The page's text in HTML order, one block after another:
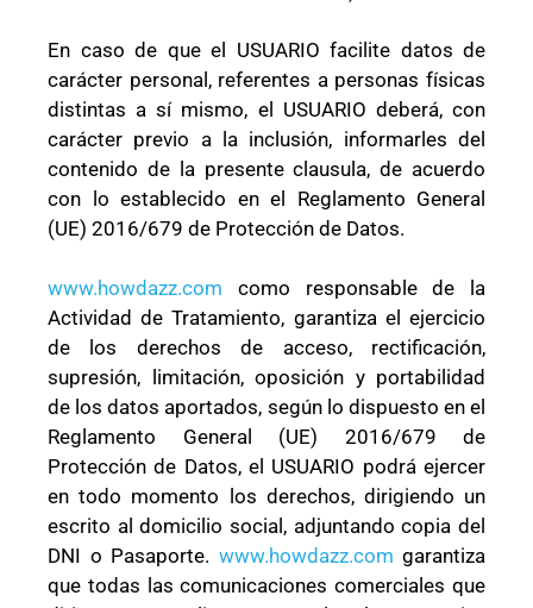
En caso de que el USUARIO facilite datos de
carácter personal, referentes a personas físicas
distintas a sí mismo, el USUARIO deberá, con
carácter previo a la inclusión, informarles del
contenido de la presente clausula, de acuerdo
con lo establecido en el Reglamento General
(UE) 2016/679 de Protección de Datos.
www.howdazz.com como responsable de la
Actividad de Tratamiento, garantiza el ejercicio
de los derechos de acceso, rectificación,
supresión, limitación, oposición y portabilidad
de los datos aportados, según lo dispuesto en el
Reglamento General (UE) 2016/679 de
Protección de Datos, el USUARIO podrá ejercer
en todo momento los derechos, dirigiendo un
escrito al domicilio social, adjuntando copia del
DNI o Pasaporte. www.howdazz.com garantiza
que todas las comunicaciones comerciales que